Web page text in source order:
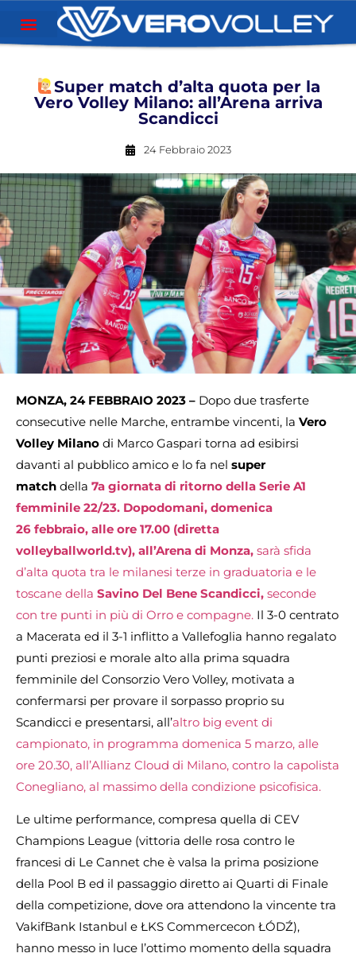
Super match d’alta quota per la
Vero Volley Milano: all’Arena arriva
Scandicci
24 Febbraio 2023
MONZA, 24 FEBBRAIO 2023 – Dopo due trasferte
consecutive nelle Marche, entrambe vincenti, la Vero
Volley Milano di Marco Gaspari torna ad esibirsi
davanti al pubblico amico e lo fa nel super
match della 7a giornata di ritorno della Serie A1
femminile 22/23. Dopodomani, domenica
26 febbraio, alle ore 17.00 (diretta
volleyballworld.tv), all’Arena di Monza, sarà sfida
d’alta quota tra le milanesi terze in graduatoria e le
toscane della Savino Del Bene Scandicci, seconde
con tre punti in più di Orro e compagne. Il 3-0 centrato
a Macerata ed il 3-1 inflitto a Vallefoglia hanno regalato
punti preziosi e morale alto alla prima squadra
femminile del Consorzio Vero Volley, motivata a
confermarsi per provare il sorpasso proprio su
Scandicci e presentarsi, all’altro big event di
campionato, in programma domenica 5 marzo, alle
ore 20.30, all’Allianz Cloud di Milano, contro la capolista
Conegliano, al massimo della condizione psicofisica.
Le ultime performance, compresa quella di CEV
Champions League (vittoria delle rosa contro le
francesi di Le Cannet che è valsa la prima posizione
della Pool B ed il passaggio diretto ai Quarti di Finale
della competizione, dove ora attendono la vincente tra
VakifBank Istanbul e ŁKS Commercecon ŁÓDŹ),
hanno messo in luce l’ottimo momento della squadra